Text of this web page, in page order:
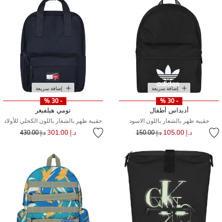
إضافة سريعة
- 30 %
أديداس أطفال
حقيبة ظهر بالشعار باللون الاسود
د.إ 105.00 سعر مخفض مند.إ 150.00
إضافة سريعة
- 30 %
تومي هيلفيغر
حقيبة ظهر بالشعار باللون الكحلي للأولاد
د.إ 301.00 سعر مخفض من
د.إ 430.00 إلى